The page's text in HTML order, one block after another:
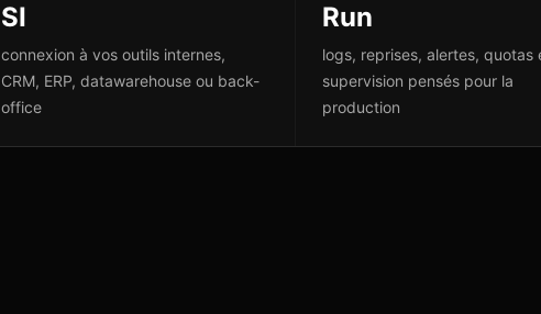
SI
connexion à vos outils internes,
CRM, ERP, datawarehouse ou back-
office
Run
logs, reprises, alertes, quotas
supervision pensés pour la
production